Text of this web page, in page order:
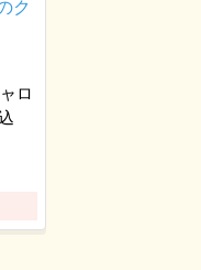
ロ